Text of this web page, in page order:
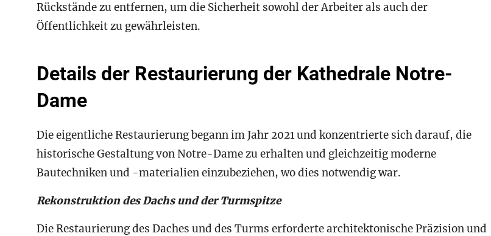
Rückstände zu entfernen, um die Sicherheit sowohl der Arbeiter als auch der
Öffentlichkeit zu gewährleisten.
Details der Restaurierung der Kathedrale Notre-
Dame
Die eigentliche Restaurierung begann im Jahr 2021 und konzentrierte sich darauf, die
historische Gestaltung von Notre-Dame zu erhalten und gleichzeitig moderne
Bautechniken und -materialien einzubeziehen, wo dies notwendig war.
Rekonstruktion des Dachs und der Turmspitze
Die Restaurierung des Daches und des Turms erforderte architektonische Präzision und